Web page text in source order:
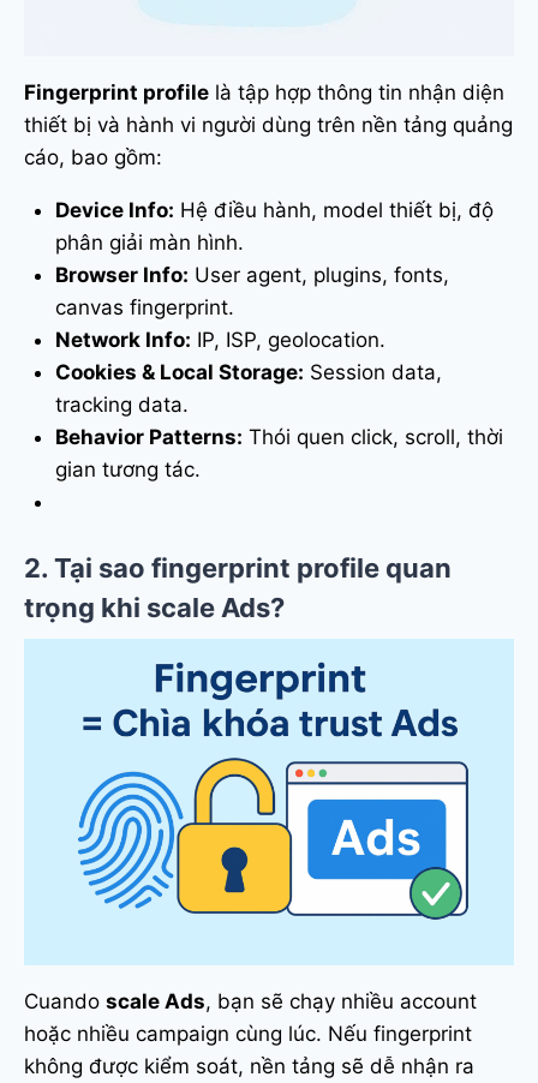
Fingerprint profile là tập hợp thông tin nhận diện
thiết bị và hành vi người dùng trên nền tảng quảng
cáo, bao gồm:
Device Info: Hệ điều hành, model thiết bị, độ
phân giải màn hình.
Browser Info: User agent, plugins, fonts,
canvas fingerprint.
Network Info: IP, ISP, geolocation.
Cookies & Local Storage: Session data,
tracking data.
Behavior Patterns: Thói quen click, scroll, thời
gian tương tác.
2. Tại sao fingerprint profile quan
trọng khi scale Ads?
Cuando scale Ads, bạn sẽ chạy nhiều account
hoặc nhiều campaign cùng lúc. Nếu fingerprint
không được kiểm soát, nền tảng sẽ dễ nhận ra